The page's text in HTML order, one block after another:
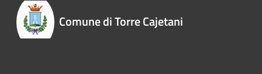
Comune di Torre Cajetani